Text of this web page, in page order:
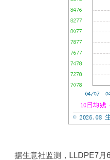
据生意社监测，LLDPE7月